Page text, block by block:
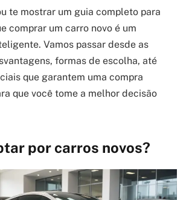
te mostrar um guia completo para
comprar um carro novo é um
Vamos passar desde as
formas de escolha, até
que garantem uma compra
que você tome a melhor decisão
por carros novos?